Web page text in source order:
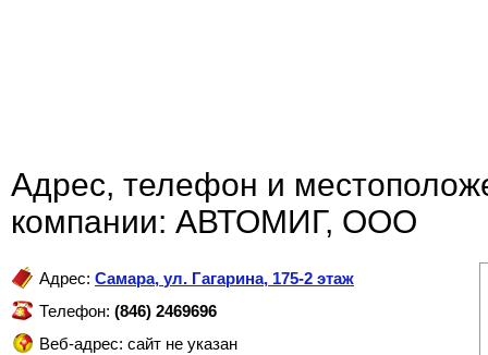
Адрес, телефон и
компании: АВТОМИГ, ООО
Адрес: Самара, ул. Гагарина, 175-2 этаж
Телефон: (846) 2469696
Веб-адрес: сайт не указан